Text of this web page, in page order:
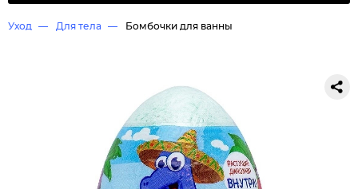
Уход Для тела Бомбочки для ванны